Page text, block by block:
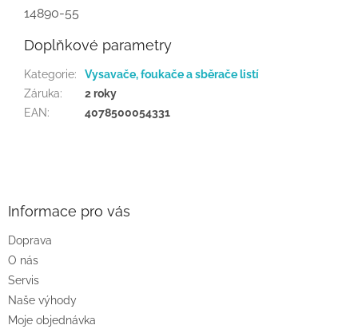
14890-55
Doplňkové parametry
Kategorie:
Vysavače, foukače a sběrače listí
Záruka:
2 roky
EAN: 4078500054331
Informace pro vás
Doprava
O nás
Servis
Naše výhody
Moje objednávka